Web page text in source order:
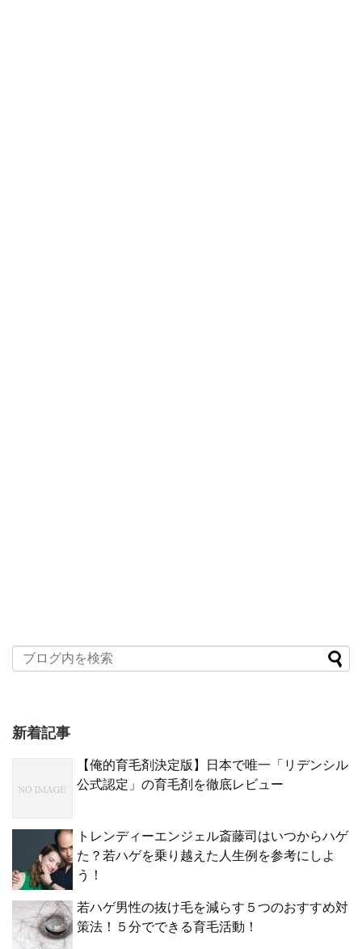
新着記事
【俺的育毛剤決定版】日本で唯一「リデンシル
公式認定」の育毛剤を徹底レビュー
トレンディーエンジェル斎藤司はいつからハゲ
た？若ハゲを乗り越えた人生例を参考にしよ
う！
若ハゲ男性の抜け毛を減らす５つのおすすめ対
策法！５分でできる育毛活動！